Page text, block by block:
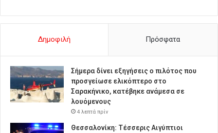
Δημοφιλή Πρόσφατα
Σήμερα δίνει εξηγήσεις ο πιλότος που
προσγείωσε ελικόπτερο στο
Σαρακήνικο, κατέβηκε ανάμεσα σε
λουόμενους
4 λεπτά πρίν
Θεσσαλονίκη: Τέσσερις Αιγύπτιοι